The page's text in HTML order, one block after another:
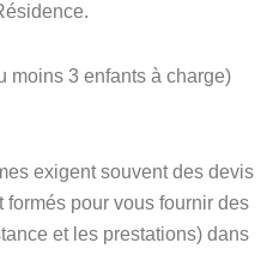
moins 3 enfants à charge)
exigent souvent des devis
pour vous fournir des
et les prestations) dans